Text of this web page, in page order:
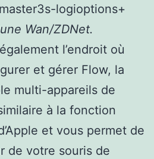
Wan/ZDNet.
l’endroit où
et gérer Flow, la
multi-appareils de
à la fonction
et vous permet de
de votre souris de